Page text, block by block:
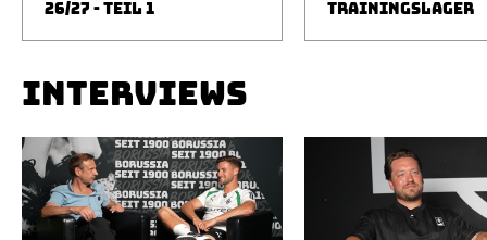
26/27 - TEIL 1
TRAININGSLAGER
INTERVIEWS